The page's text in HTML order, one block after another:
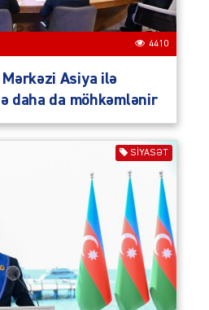
4410
Asiya ilə
daha da möhkəmlənir
SIYASƏT